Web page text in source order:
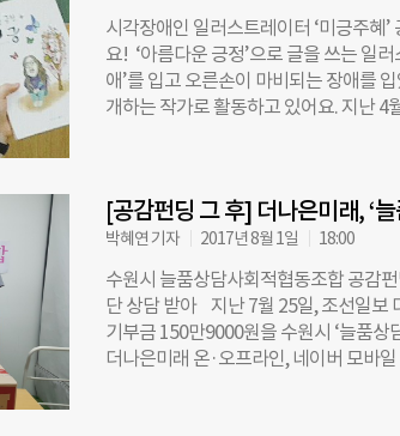
술도 무리해서 받았는데, 두 아이의 수
훈이는 감기에 걸릴 때마다 호흡을 못
요. 빚이 계속 늘어요.” 남편의 월급과
150만원 남짓. 생활비와 의료비를 충당
생활비를 쓰지만 아직 남은 빚이 600만
야 한다. 이씨는 지난 1년간 일주일에
시각장애인 일러스트레이터 ‘미긍주혜
요! ‘아름다운 긍정’으로 글을 쓰는 일
애’를 입고 오른손이 마비되는 장애를
개하는 작가로 활동하고 있어요. 지난 4
은 장애인식개선 전시회, 장애인복지관
을 약속드렸습니다. ☞기사보기: 시각장
와 공감펀딩을 통해 보여주신 관심과
니다. 출판사 없이 따로 출간한 제 책을
접 제 손으로 포장해서 여러분들께 배
되고 감사했는지 몰라요. 지금쯤 제 책
나마 희망과 용기를 선물해드렸기를 바
[공감펀딩 그 후] 더나은미래, ‘
박혜연 기자 2017년 8월 1일 18:00
수원시 늘품상담사회적협동조합 공감
단 상담 받아 지난 7월 25일, 조선일보
기부금 150만9000원을 수원시 ‘늘품상
더나은미래 온·오프라인, 네이버 모바